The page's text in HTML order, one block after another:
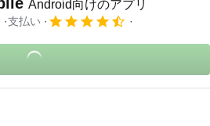
Android向けのアプリ
支払い